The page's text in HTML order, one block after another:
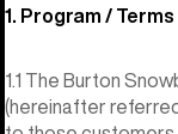
1. Program /
1.1 The Burton
(hereinafter